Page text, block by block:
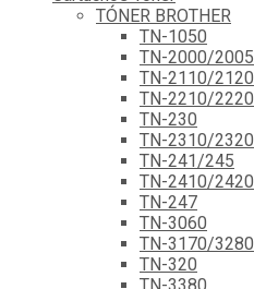
TÓNER BROTHER
TN-1050
TN-2000/2005
TN-2110/2120
TN-2210/2220
TN-230
TN-2310/2320
TN-241/245
TN-2410/2420
TN-247
TN-3060
TN-3170/3280
TN-320